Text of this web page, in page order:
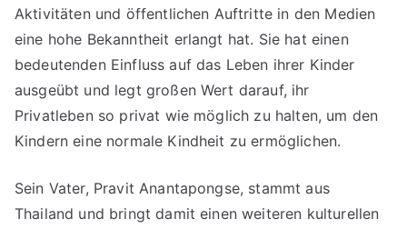
Aktivitäten und öffentlichen Auftritte in den Medien
eine hohe Bekanntheit erlangt hat. Sie hat einen
bedeutenden Einfluss auf das Leben ihrer Kinder
ausgeübt und legt großen Wert darauf, ihr
Privatleben so privat wie möglich zu halten, um den
Kindern eine normale Kindheit zu ermöglichen.
Sein Vater, Pravit Anantapongse, stammt aus
Thailand und bringt damit einen weiteren kulturellen